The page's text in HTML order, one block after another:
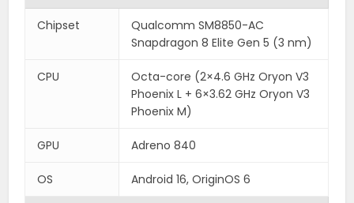
Chipset
Qualcomm SM8850-AC
Snapdragon 8 Elite Gen 5 (3 nm)
CPU
Octa-core (2×4.6 GHz Oryon V3
Phoenix L + 6×3.62 GHz Oryon V3
Phoenix M)
GPU Adreno 840
OS Android 16, OriginOS 6